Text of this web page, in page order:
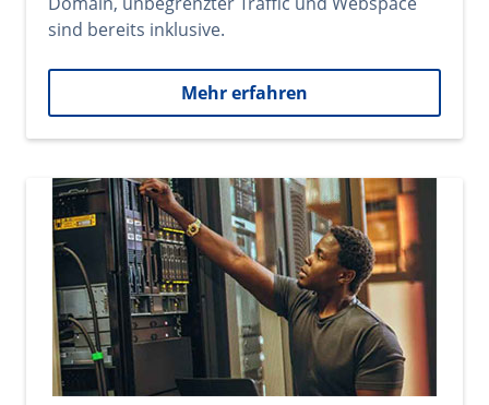
sind bereits inklusive.
Mehr erfahren